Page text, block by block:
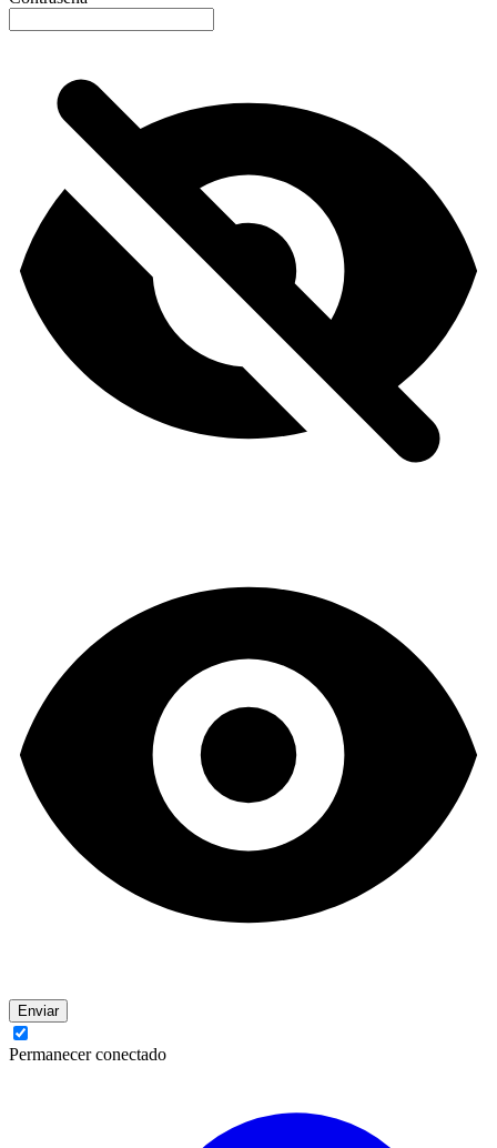
Enviar
Permanecer conectado